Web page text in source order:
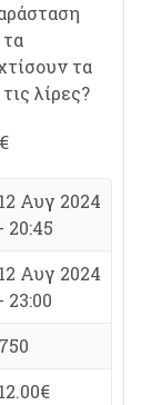
τα
λίρες?
12 Αυγ 2024
- 20:45
12 Αυγ 2024
- 23:00
750
12.00€